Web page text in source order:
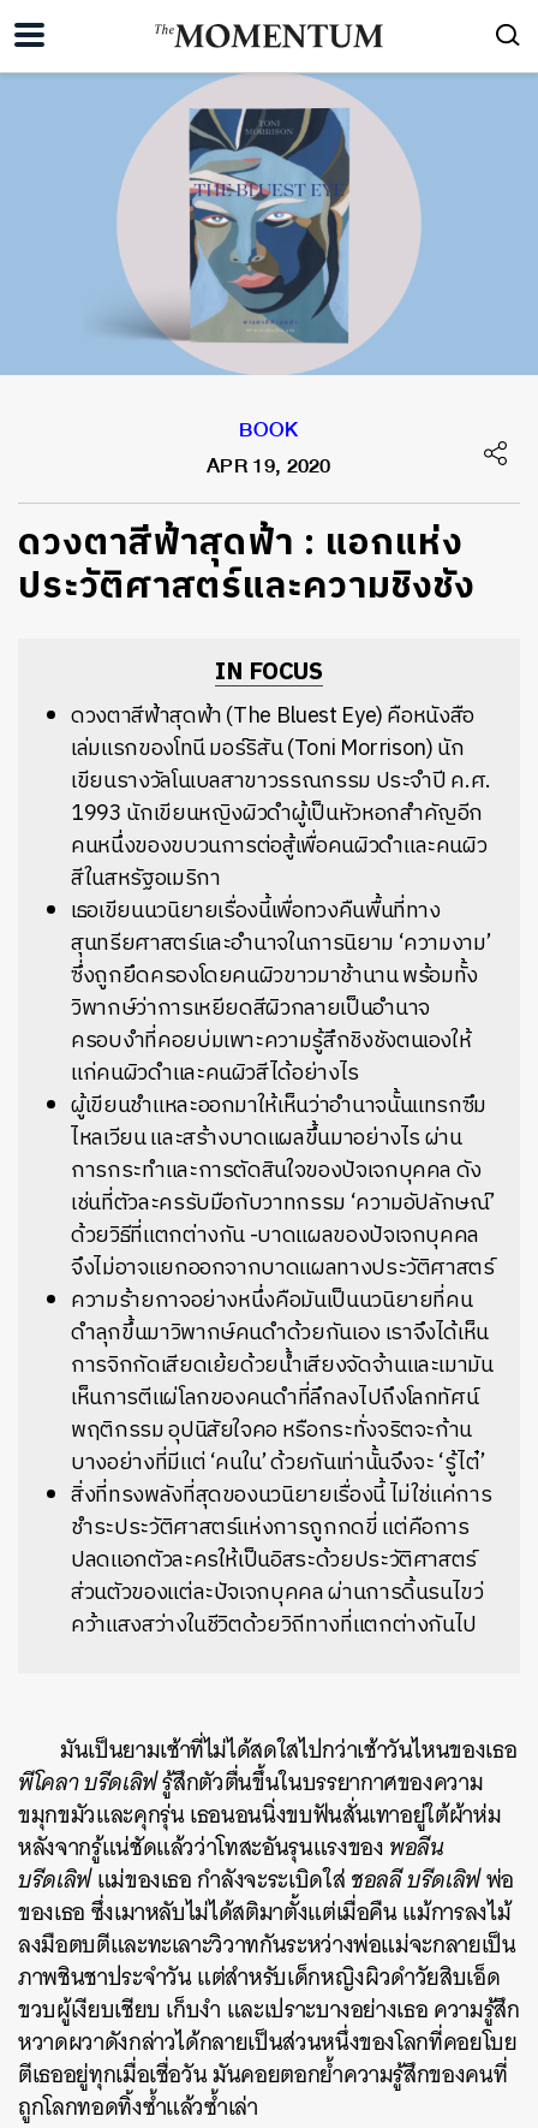
BOOK
APR 19, 2020
ดวงตาสีฟ้าสุดฟ้า : แอกแห่ง
ประวัติศาสตร์และความชิงชัง
IN FOCUS
ดวงตาสีฟ้าสุดฟ้า (The Bluest Eye) คือหนังสือ
เล่มแรกของโทนี มอร์ริสัน (Toni Morrison) นัก
เขียนรางวัลโนเบลสาขาวรรณกรรม ประจำปี ค.ศ.
1993 นักเขียนหญิงผิวดำผู้เป็นหัวหอกสำคัญอีก
คนหนึ่งของขบวนการต่อสู้เพื่อคนผิวดำและคนผิว
สีในสหรัฐอเมริกา
เธอเขียนนวนิยายเรื่องนี้เพื่อทวงคืนพื้นที่ทาง
สุนทรียศาสตร์และอำนาจในการนิยาม ‘ความงาม’
ซึ่งถูกยึดครองโดยคนผิวขาวมาช้านาน พร้อมทั้ง
วิพากษ์ว่าการเหยียดสีผิวกลายเป็นอำนาจ
ครอบงำที่คอยบ่มเพาะความรู้สึกชิงชังตนเองให้
แก่คนผิวดำและคนผิวสีได้อย่างไร
ผู้เขียนชำแหละออกมาให้เห็นว่าอำนาจนั้นแทรกซึม
ไหลเวียน และสร้างบาดแผลขึ้นมาอย่างไร ผ่าน
การกระทำและการตัดสินใจของปัจเจกบุคคล ดัง
เช่นที่ตัวละครรับมือกับวาทกรรม ‘ความอัปลักษณ์’
ด้วยวิธีที่แตกต่างกัน -บาดแผลของปัจเจกบุคคล
จึงไม่อาจแยกออกจากบาดแผลทางประวัติศาสตร์
ความร้ายกาจอย่างหนึ่งคือมันเป็นนวนิยายที่คน
ดำลุกขึ้นมาวิพากษ์คนดำด้วยกันเอง เราจึงได้เห็น
การจิกกัดเสียดเย้ยด้วยน้ำเสียงจัดจ้านและเมามัน
เห็นการตีแผ่โลกของคนดำที่ลึกลงไปถึงโลกทัศน์
พฤติกรรม อุปนิสัยใจคอ หรือกระทั่งจริตจะก้าน
บางอย่างที่มีแต่ ‘คนใน’ ด้วยกันเท่านั้นจึงจะ ‘รู้ไต๋’
สิ่งที่ทรงพลังที่สุดของนวนิยายเรื่องนี้ ไม่ใช่แค่การ
ชำระประวัติศาสตร์แห่งการถูกกดขี่ แต่คือการ
ปลดแอกตัวละครให้เป็นอิสระด้วยประวัติศาสตร์
ส่วนตัวของแต่ละปัจเจกบุคคล ผ่านการดิ้นรนไขว่
คว้าแสงสว่างในชีวิตด้วยวิถีทางที่แตกต่างกันไป
มันเป็นยามเช้าที่ไม่ได้สดใสไปกว่าเช้าวันไหนของเธอ
พีโคลา บรีดเลิฟรู้สึกตัวตื่นขึ้นในบรรยากาศของความ
ขมุกขมัวและคุกรุ่น เธอนอนนิ่งขบฟันสั่นเทาอยู่ใต้ผ้าห่ม
หลังจากรู้แน่ชัดแล้วว่าโทสะอันรุนแรงของพอลีน
บรีดเลิฟแม่ของเธอ กำลังจะระเบิดใส่ชอลลี บรีดเลิฟพ่อ
ของเธอ ซึ่งเมาหลับไม่ได้สติมาตั้งแต่เมื่อคืนแม้การลงไม้
ลงมือตบตีและทะเลาะวิวาทกันระหว่างพ่อแม่จะกลายเป็น
ภาพชินชาประจำวัน แต่สำหรับเด็กหญิงผิวดำวัยสิบเอ็ด
ขวบผู้เงียบเชียบ เก็บงำ และเปราะบางอย่างเธอ ความรู้สึก
หวาดผวาดังกล่าวได้กลายเป็นส่วนหนึ่งของโลกที่คอยโบย
ตีเธออยู่ทุกเมื่อเชื่อวัน มันคอยตอกย้ำความรู้สึกของคนที่
ถูกโลกทอดทิ้งซ้ำแล้วซ้ำเล่า